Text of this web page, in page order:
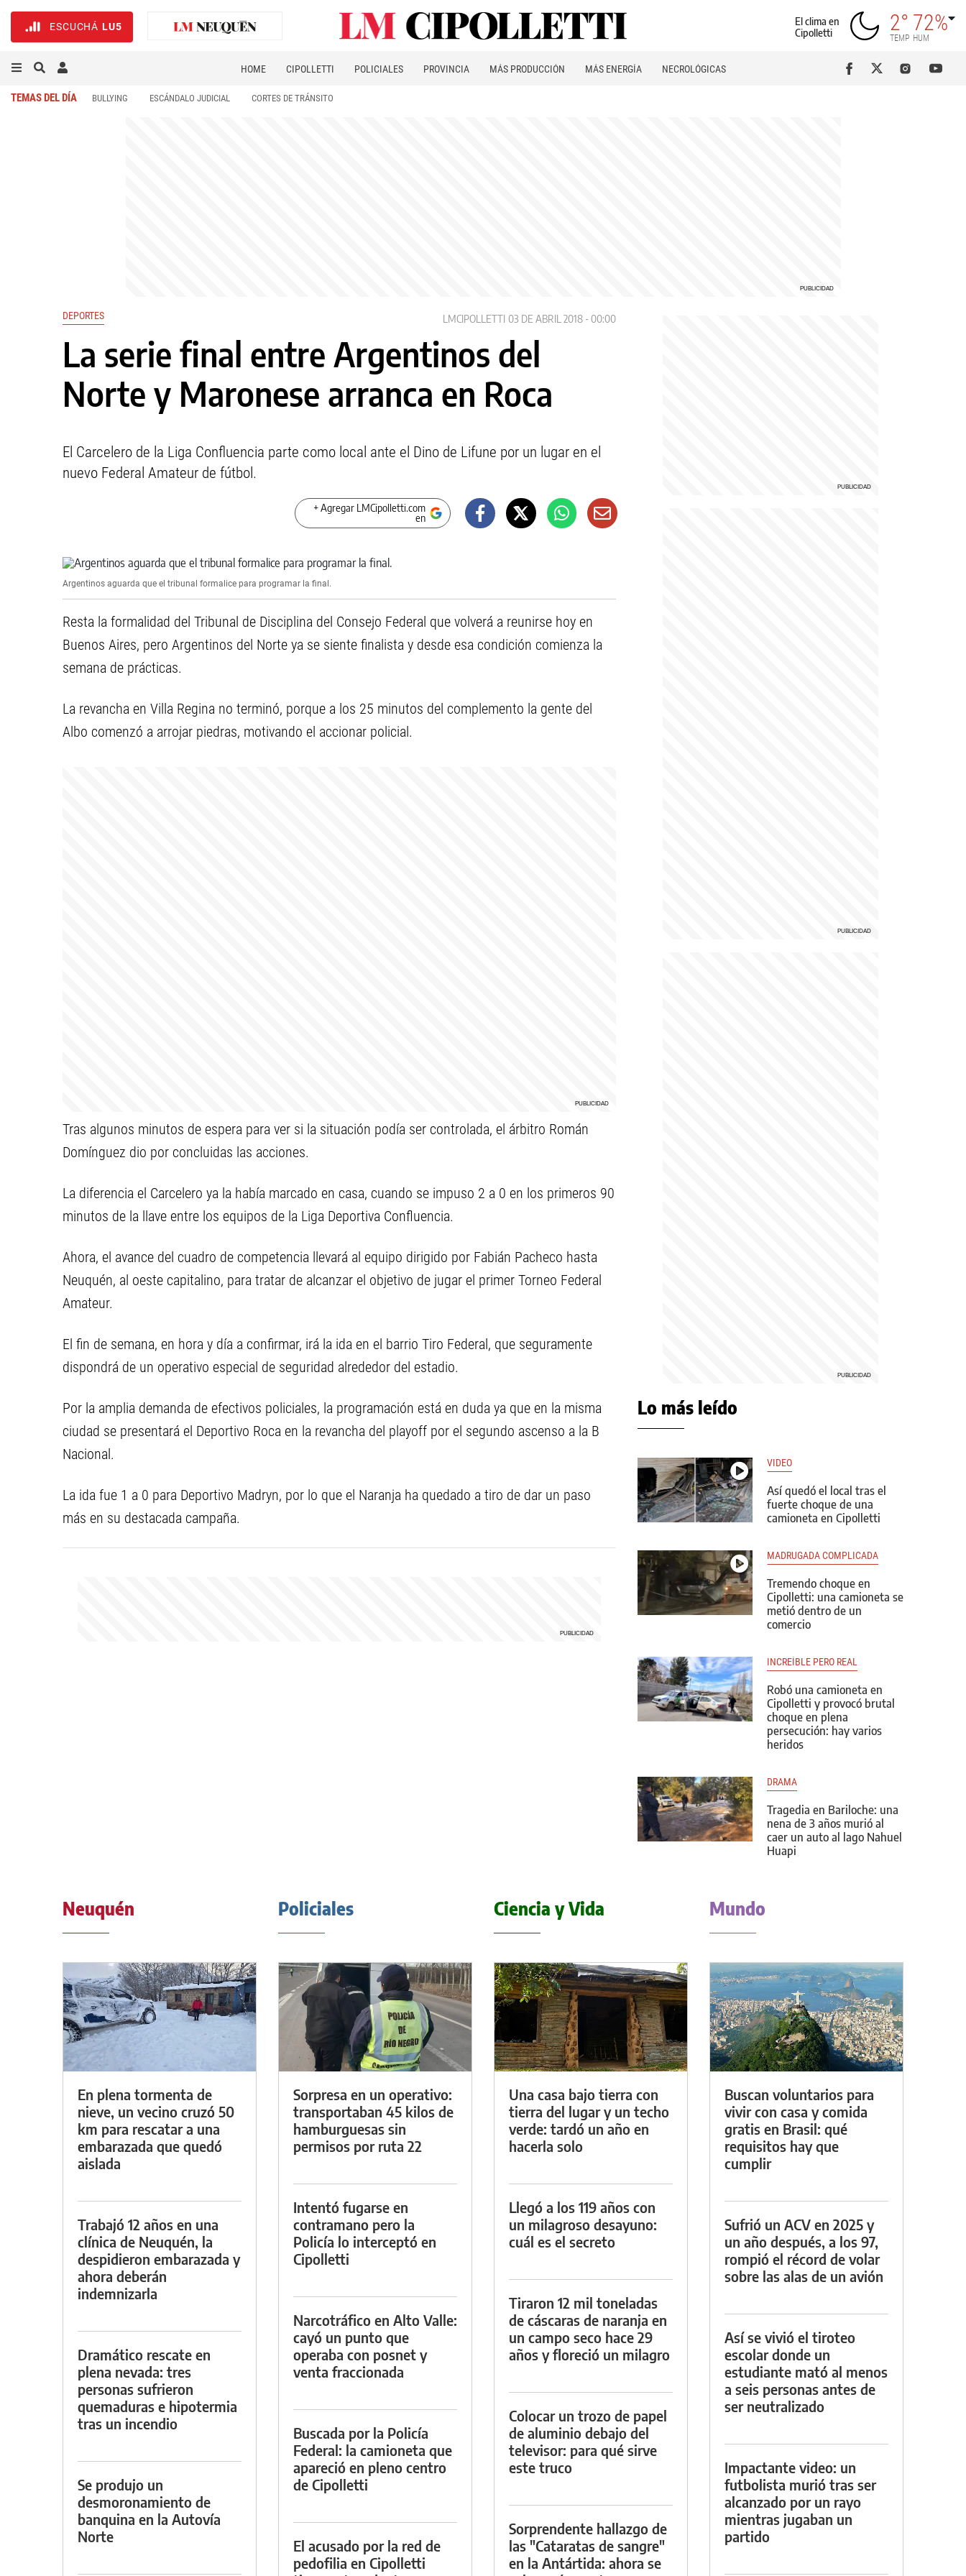
ESCUCHÁ LU5
El clima en
Cipolletti
2°
TEMP
72%
HUM
HOME CIPOLLETTI POLICIALES PROVINCIA MÁS PRODUCCIÓN MÁS ENERGÍA NECROLÓGICAS
TEMAS DEL DÍA BULLYING ESCÁNDALO JUDICIAL CORTES DE TRÁNSITO
DEPORTES LMCIPOLLETTI 03 DE ABRIL 2018 - 00:00
La serie final entre Argentinos del
Norte y Maronese arranca en Roca
El Carcelero de la Liga Confluencia parte como local ante el Dino de Lifune por un lugar en el
nuevo Federal Amateur de fútbol.
+ Agregar LMCipolletti.com
en
Argentinos aguarda que el tribunal formalice para programar la final.
Resta la formalidad del Tribunal de Disciplina del Consejo Federal que volverá a reunirse hoy en
Buenos Aires, pero Argentinos del Norte ya se siente finalista y desde esa condición comienza la
semana de prácticas.
La revancha en Villa Regina no terminó, porque a los 25 minutos del complemento la gente del
Albo comenzó a arrojar piedras, motivando el accionar policial.
Tras algunos minutos de espera para ver si la situación podía ser controlada, el árbitro Román
Domínguez dio por concluidas las acciones.
La diferencia el Carcelero ya la había marcado en casa, cuando se impuso 2 a 0 en los primeros 90
minutos de la llave entre los equipos de la Liga Deportiva Confluencia.
Ahora, el avance del cuadro de competencia llevará al equipo dirigido por Fabián Pacheco hasta
Neuquén, al oeste capitalino, para tratar de alcanzar el objetivo de jugar el primer Torneo Federal
Amateur.
El fin de semana, en hora y día a confirmar, irá la ida en el barrio Tiro Federal, que seguramente
dispondrá de un operativo especial de seguridad alrededor del estadio.
Por la amplia demanda de efectivos policiales, la programación está en duda ya que en la misma
ciudad se presentará el Deportivo Roca en la revancha del playoff por el segundo ascenso a la B
Nacional.
La ida fue 1 a 0 para Deportivo Madryn, por lo que el Naranja ha quedado a tiro de dar un paso
más en su destacada campaña.
Lo más leído
VIDEO
Así quedó el local tras el
fuerte choque de una
camioneta en Cipolletti
MADRUGADA COMPLICADA
Tremendo choque en
Cipolletti: una camioneta se
metió dentro de un
comercio
INCREÍBLE PERO REAL
Robó una camioneta en
Cipolletti y provocó brutal
choque en plena
persecución: hay varios
heridos
DRAMA
Tragedia en Bariloche: una
nena de 3 años murió al
caer un auto al lago Nahuel
Huapi
Neuquén
En plena tormenta de
nieve, un vecino cruzó 50
km para rescatar a una
embarazada que quedó
aislada
Trabajó 12 años en una
clínica de Neuquén, la
despidieron embarazada y
ahora deberán
indemnizarla
Dramático rescate en
plena nevada: tres
personas sufrieron
quemaduras e hipotermia
tras un incendio
Se produjo un
desmoronamiento de
banquina en la Autovía
Norte
Policiales
Sorpresa en un operativo:
transportaban 45 kilos de
hamburguesas sin
permisos por ruta 22
Intentó fugarse en
contramano pero la
Policía lo interceptó en
Cipolletti
Narcotráfico en Alto Valle:
cayó un punto que
operaba con posnet y
venta fraccionada
Buscada por la Policía
Federal: la camioneta que
apareció en pleno centro
de Cipolletti
El acusado por la red de
pedofilia en Cipolletti
Ciencia y Vida
Una casa bajo tierra con
tierra del lugar y un techo
verde: tardó un año en
hacerla solo
Llegó a los 119 años con
un milagroso desayuno:
cuál es el secreto
Tiraron 12 mil toneladas
de cáscaras de naranja en
un campo seco hace 29
años y floreció un milagro
Colocar un trozo de papel
de aluminio debajo del
televisor: para qué sirve
este truco
Sorprendente hallazgo de
las "Cataratas de sangre"
en la Antártida: ahora se
Mundo
Buscan voluntarios para
vivir con casa y comida
gratis en Brasil: qué
requisitos hay que
cumplir
Sufrió un ACV en 2025 y
un año después, a los 97,
rompió el récord de volar
sobre las alas de un avión
Así se vivió el tiroteo
escolar donde un
estudiante mató al menos
a seis personas antes de
ser neutralizado
Impactante video: un
futbolista murió tras ser
alcanzado por un rayo
mientras jugaban un
partido